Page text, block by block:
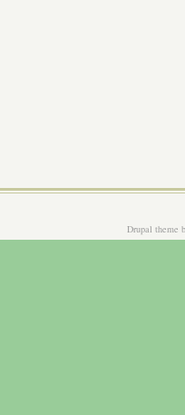
Drupal theme